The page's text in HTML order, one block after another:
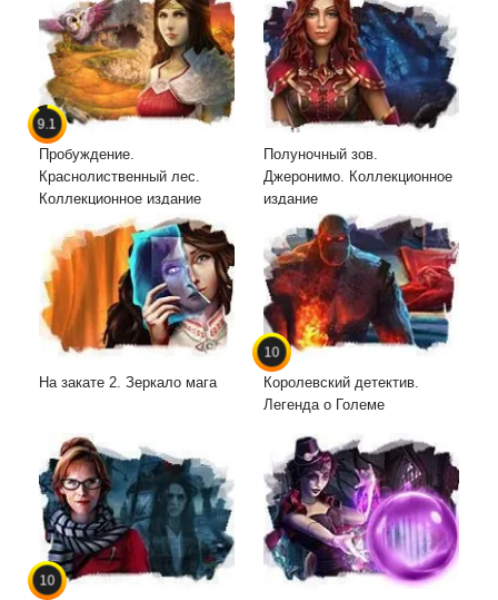
9.1
Пробуждение.
Краснолиственный лес.
Коллекционное издание
Полуночный зов.
Джеронимо. Коллекционное
издание
На закате 2. Зеркало мага
10
Королевский детектив.
Легенда о Големе
10